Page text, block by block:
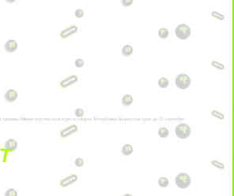
Министерства культуры и спорта Республики Казахстан срок до 27 сентября